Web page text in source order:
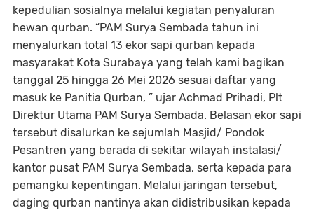
kepedulian sosialnya melalui kegiatan penyaluran
hewan qurban. “PAM Surya Sembada tahun ini
menyalurkan total 13 ekor sapi qurban kepada
masyarakat Kota Surabaya yang telah kami bagikan
tanggal 25 hingga 26 Mei 2026 sesuai daftar yang
masuk ke Panitia Qurban, ” ujar Achmad Prihadi, Plt
Direktur Utama PAM Surya Sembada. Belasan ekor sapi
tersebut disalurkan ke sejumlah Masjid/ Pondok
Pesantren yang berada di sekitar wilayah instalasi/
kantor pusat PAM Surya Sembada, serta kepada para
pemangku kepentingan. Melalui jaringan tersebut,
daging qurban nantinya akan didistribusikan kepada